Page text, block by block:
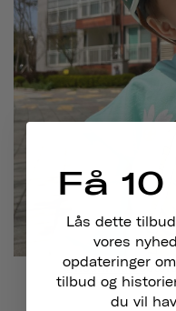
@noahmialeo
Få
Lås dette
vores
opdateringer
tilbud og
du vil